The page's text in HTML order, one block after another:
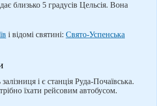
близько 5 градусів Цельсія. Вона
і відомі святині: Свято-Успенська
і є станція Руда-Почаївська.
їхати рейсовим автобусом.